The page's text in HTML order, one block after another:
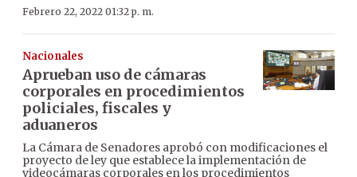
Febrero 22, 2022 01:32 p. m.
Nacionales
Aprueban uso de cámaras
corporales en procedimientos
policiales, fiscales y
aduaneros
La Cámara de Senadores aprobó con modificaciones el
proyecto de ley que establece la implementación de
videocámaras corporales en los procedimientos